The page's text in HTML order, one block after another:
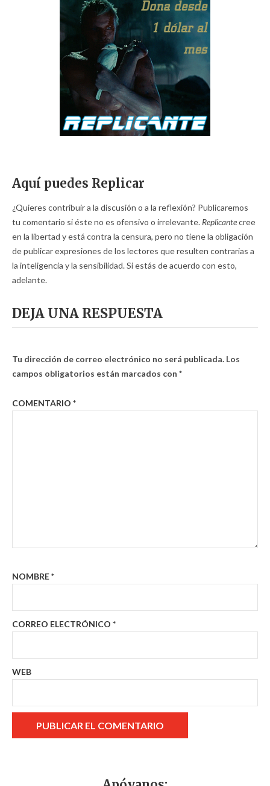
Aquí puedes Replicar
¿Quieres contribuir a la discusión o a la reflexión? Publicaremos
tu comentario si éste no es ofensivo o irrelevante. Replicantecree
en la libertad y está contra la censura, pero no tiene la obligación
de publicar expresiones de los lectores que resulten contrarias a
la inteligencia y la sensibilidad. Si estás de acuerdo con esto,
adelante.
DEJA UNA RESPUESTA
Tu dirección de correo electrónico no será publicada. Los
campos obligatorios están marcados con *
COMENTARIO *
NOMBRE*
CORREO ELECTRÓNICO *
WEB